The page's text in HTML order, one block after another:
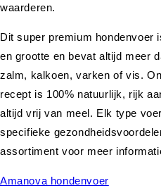
waarderen.
Dit super premium hondenvoer
en grootte en bevat altijd meer
zalm, kalkoen, varken of vis.
recept is 100% natuurlijk, rijk
altijd vrij van meel. Elk type
specifieke
assortiment voor meer
Amanova hondenvoer